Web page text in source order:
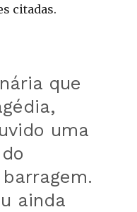
citadas.
que
uma
ainda